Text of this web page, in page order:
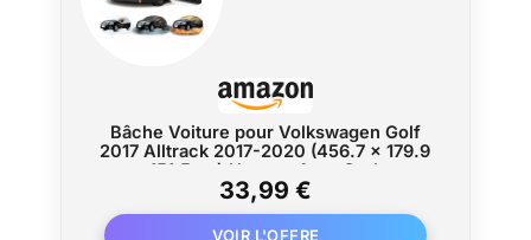
Bâche Voiture pour Volkswagen Golf
2017 Alltrack 2017-2020 (456.7 x 179.9
x 151.5cm),Housse Auto Ourlet
Élastique-Imperméable + Anti-
poussière + Protection UV,Respirant &
Bandes Réfléchissantes
33,99 €